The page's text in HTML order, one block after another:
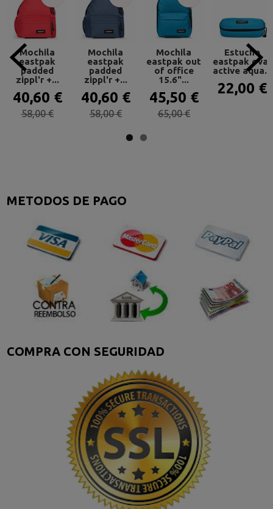
METODOS DE PAGO
COMPRA CON SEGURIDAD
Mochila
eastpak
padded
zippl'r +...
40,60 €
58,00 €
Mochila
eastpak
padded
zippl'r +...
40,60 €
58,00 €
Mochila
eastpak out
of office
15.6"...
45,50 €
65,00 €
Estuche
eastpak oval
active aqua...
22,00 €